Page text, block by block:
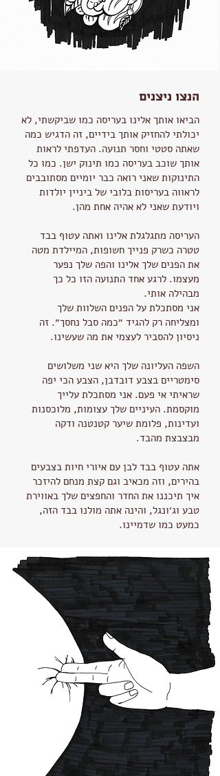
הנצו ניצנים
הביאו אותך אלינו בעריסה כמו שביקשתי, לא
יכולתי להחזיק אותך בידיים, זה הדגיש כמה
שאתה סטטי וחסר תנועה. העדפתי לראות
אותך שוכב בעריסה כמו תינוק ישן. כמו כל
התינוקות שאני רואה כבר יומיים מסתובבים
לראווה בעריסות בלובי של ביניין יולדות
ויודעת שאני לא אהיה אחת מהן.
העריסה מתגלגלת אלינו ואתה עטוף בבד
טטרה כשרק פנייך חשופות, המיילדת מטה
את הפנים שלך אלינו והפה שלך נפער
מעצמו. לרגע אחד התנועה הזו כל כך
מבהילה אותי.
אני מסתכלת על הפנים השלוות שלך
ומצליחה רק להגיד ״כמה סבל נחסך״. זה
ניסיון להסביר לעצמי את מה שעשינו.
השפה העליונה שלך היא שני משלושים
סימטריים בצבע דובדבן, הצבע הכי יפה
שראיתי אי פעם. אני מסתכלת עלייך
מוקסמת. העיניים שלך עצומות, מלוכסנות
ועדינות, פלומת שיער קטנטנה ודקה
מבצבצת מהבד.
אתה עטוף בבד לבן עם איורי חיות בצבעים
בהירים, וזה מכאיב וגם קצת מנחם להיזכר
איך תיכננו את החדר והחפצים שלך באווירת
טבע וג׳ונגל, והינה אתה מולנו בבד הזה,
כמעט כמו שדמיינו.
יש אנשים שאמרו על ההחלטה לראות אותך
״זו תמונה שלא יוצאת מהראש. זה יגרום לכם
סיוטים״.
האמת, שזו תמונה שאנחנו לא רוצים שתצא
לנו מהראש. הדבר היחיד שמעלה לנו חיוך.